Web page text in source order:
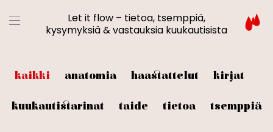
Let it flow – tietoa, tsemppiä,
kysymyksiä & vastauksia kuukautisista
kaikki anatomia haastattelut kirjat
kuukautistarinat taide tietoa tsemppiä